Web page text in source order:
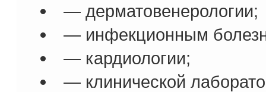
— дерматовенерологии;
— инфекционным
— кардиологии;
— клинической